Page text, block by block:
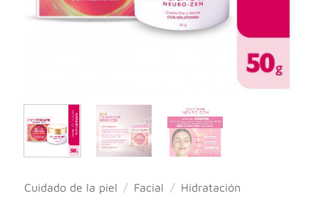
Cuidado de la piel / Facial / Hidratación